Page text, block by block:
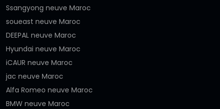
Ssangyong neuve Maroc
soueast neuve Maroc
DEEPAL neuve Maroc
Hyundai neuve Maroc
iCAUR neuve Maroc
jac neuve Maroc
Alfa Romeo neuve Maroc
BMW neuve Maroc